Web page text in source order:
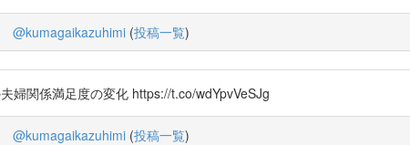
@kumagaikazuhimi (投稿一覧)
婦関係満足度の変化 https://t.co/wdYpvVeSJg
@kumagaikazuhimi (投稿一覧)